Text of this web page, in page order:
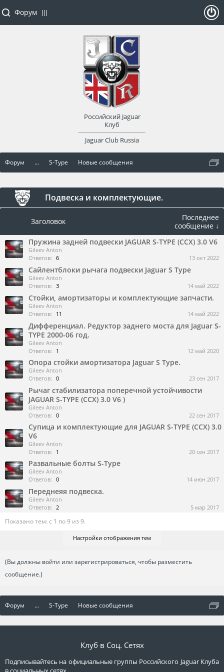
Форум ... S-Type Новые сообщения
Подвеска и комплектующие.
Заголовок
Последнее
сообщение ↓
Пружина задней подвески JAGUAR S-TYPE (CCX) 3.0 V6
Gileev Anton
Ответов: 6 13 окт 2022
Сайлентблоки рычага подвески Jaguar S Type
Gileev Anton
Ответов: 3 14 май 2022
Стойки, амортизаторы и комплектующие запчасти.
Gileev Anton
Ответов:
11 14 май 2022
Дифференциал. Редуктор заднего моста для Jaguar S-
TYPE 2000-06 год.
Gileev Anton
Ответов:
1 12 май 2020
Опора стойки амортизатора Jaguar S Type.
Gileev Anton
Ответов: 0 23 сен 2017
Рычаг стабилизатора поперечной устойчивости
JAGUAR S-TYPE (CCX) 3.0 V6 )
Gileev Anton
Ответов: 0 22 сен 2017
Супица и комплектующие для JAGUAR S-TYPE (CCX) 3.0
V6
Gileev Anton
Ответов:
1 20 сен 2017
Развальные болты S-Type
Gileev Anton
Ответов: 0 14 июн 2017
Переднеяя подвеска.
Gileev Anton
Ответов: 2 5 мар 2017
Показано тем: с 1 по 9 из 9.
Настройки отображения тем
(Вы должны войти или зарегистрироваться, чтобы разместить
сообщение.)
Форум ... S-Type Новые сообщения
Форум
Российский Jaguar
Клуб
Jaguar Club Russia
оват
Клуб в Соц. Сетях
Подписывайтесь на официальные группы Российского Jaguar Клуба